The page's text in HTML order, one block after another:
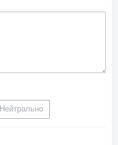
Нейтрально